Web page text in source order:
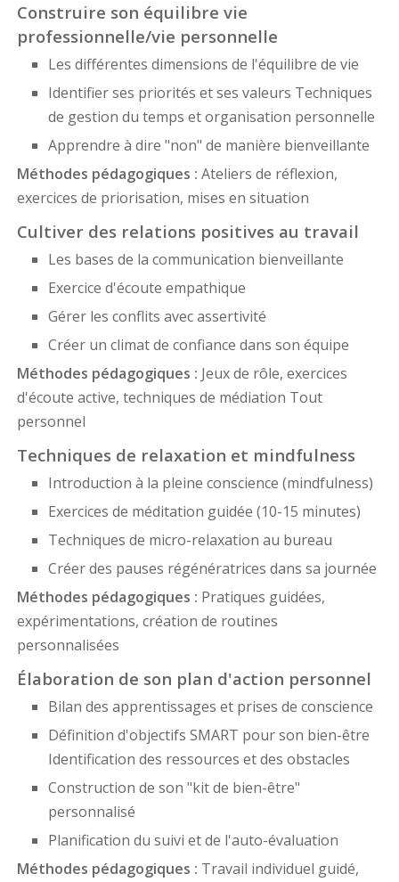
Construire son équilibre vie
professionnelle/vie personnelle
Les différentes dimensions de l'équilibre de vie
Identifier ses priorités et ses valeurs Techniques
de gestion du temps et organisation personnelle
Apprendre à dire "non" de manière bienveillante
Méthodes pédagogiques : Ateliers de réflexion,
exercices de priorisation, mises en situation
Cultiver des relations positives au travail
Les bases de la communication bienveillante
Exercice d'écoute empathique
Gérer les conflits avec assertivité
Créer un climat de confiance dans son équipe
Méthodes pédagogiques : Jeux de rôle, exercices
d'écoute active, techniques de médiation Tout
personnel
Techniques de relaxation et mindfulness
Introduction à la pleine conscience (mindfulness)
Exercices de méditation guidée (10-15 minutes)
Techniques de micro-relaxation au bureau
Créer des pauses régénératrices dans sa journée
Méthodes pédagogiques : Pratiques guidées,
expérimentations, création de routines
personnalisées
Élaboration de son plan d'action personnel
Bilan des apprentissages et prises de conscience
Définition d'objectifs SMART pour son bien-être
Identification des ressources et des obstacles
Construction de son "kit de bien-être"
personnalisé
Planification du suivi et de l'auto-évaluation
Méthodes pédagogiques : Travail individuel guidé,